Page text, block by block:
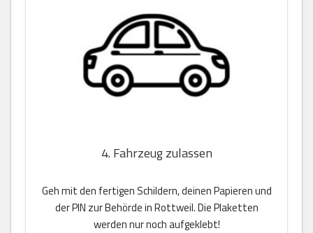
4. Fahrzeug zulassen
Geh mit den fertigen Schildern, deinen Papieren und
der PIN zur Behörde in Rottweil. Die Plaketten
werden nur noch aufgeklebt!